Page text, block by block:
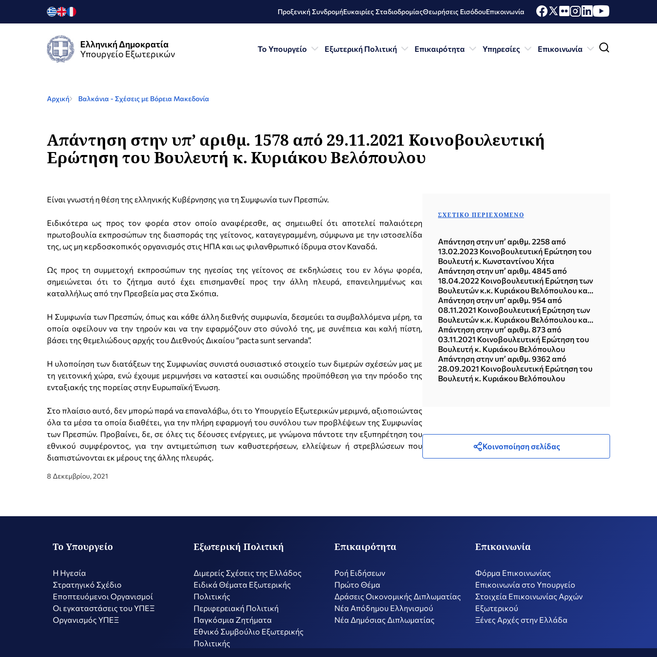
Προξενική ΣυνδρομήΕυκαιρίες ΣταδιοδρομίαςΘεωρήσεις ΕισόδουΕπικοινωνία
Ελληνική Δημοκρατία
Υπουργείο Εξωτερικών
Το Υπουργείο Εξωτερική Πολιτική Επικαιρότητα Υπηρεσίες Επικοινωνία
Αρχική Βαλκάνια - Σχέσεις με Βόρεια Μακεδονία
Απάντηση στην υπ’ αριθμ. 1578 από 29.11.2021 Κοινοβουλευτική
Ερώτηση του Βουλευτή κ. Κυριάκου Βελόπουλου
Είναι γνωστή η θέση της ελληνικής Κυβέρνησης για τη Συμφωνία των Πρεσπών.
Ειδικότερα ως προς τον φορέα στον οποίο αναφέρεσθε, ας σημειωθεί ότι αποτελεί παλαιότερη
πρωτοβουλία εκπροσώπων της διασποράς της γείτονος, καταγεγραμμένη, σύμφωνα με την ιστοσελίδα
της, ως μη κερδοσκοπικός οργανισμός στις ΗΠΑ και ως φιλανθρωπικό ίδρυμα στον Καναδά.
Ως προς τη συμμετοχή εκπροσώπων της ηγεσίας της γείτονος σε εκδηλώσεις του εν λόγω φορέα,
σημειώνεται ότι το ζήτημα αυτό έχει επισημανθεί προς την άλλη πλευρά, επανειλημμένως και
καταλλήλως από την Πρεσβεία μας στα Σκόπια.
Η Συμφωνία των Πρεσπών, όπως και κάθε άλλη διεθνής συμφωνία, δεσμεύει τα συμβαλλόμενα μέρη, τα
οποία οφείλουν να την τηρούν και να την εφαρμόζουν στο σύνολό της, με συνέπεια και καλή πίστη,
βάσει της θεμελιώδους αρχής του Διεθνούς Δικαίου “pacta sunt servanda”.
Η υλοποίηση των διατάξεων της Συμφωνίας συνιστά ουσιαστικό στοιχείο των διμερών σχέσεών μας με
τη γειτονική χώρα, ενώ έχουμε μεριμνήσει να καταστεί και ουσιώδης προϋπόθεση για την πρόοδο της
ενταξιακής της πορείας στην Ευρωπαϊκή Ένωση.
Στο πλαίσιο αυτό, δεν μπορώ παρά να επαναλάβω, ότι το Υπουργείο Εξωτερικών μεριμνά, αξιοποιώντας
όλα τα μέσα τα οποία διαθέτει, για την πλήρη εφαρμογή του συνόλου των προβλέψεων της Συμφωνίας
των Πρεσπών. Προβαίνει, δε, σε όλες τις δέουσες ενέργειες, με γνώμονα πάντοτε την εξυπηρέτηση του
εθνικού συμφέροντος, για την αντιμετώπιση των καθυστερήσεων, ελλείψεων ή στρεβλώσεων που
διαπιστώνονται εκ μέρους της άλλης πλευράς.
8 Δεκεμβρίου, 2021
ΣΧΕΤΙΚΌ ΠΕΡΙΕΧΌΜΕΝΟ
Απάντηση στην υπ’ αριθμ. 2258 από
13.02.2023 Κοινοβουλευτική Ερώτηση του
Βουλευτή κ. Κωνσταντίνου Χήτα
Απάντηση στην υπ’ αριθμ. 4845 από
18.04.2022 Κοινοβουλευτική Ερώτηση των
Βουλευτών κ.κ. Κυριάκου Βελόπουλου και
Κωνσταντίνου Χήτα
Απάντηση στην υπ’ αριθμ. 954 από
08.11.2021 Κοινοβουλευτική Ερώτηση των
Βουλευτών κ.κ. Κυριάκου Βελόπουλου και
Κωνσταντίνου Χήτα
Απάντηση στην υπ’ αριθμ. 873 από
03.11.2021 Κοινοβουλευτική Ερώτηση του
Βουλευτή κ. Κυριάκου Βελόπουλου
Απάντηση στην υπ’ αριθμ. 9362 από
28.09.2021 Κοινοβουλευτική Ερώτηση του
Βουλευτή κ. Κυριάκου Βελόπουλου
Κοινοποίηση σελίδας
Το Υπουργείο
Η Ηγεσία
Στρατηγικό Σχέδιο
Εποπτευόμενοι Οργανισμοί
Οι εγκαταστάσεις του ΥΠΕΞ
Οργανισμός ΥΠΕΞ
Εξωτερική Πολιτική
Διμερείς Σχέσεις της Ελλάδος
Ειδικά Θέματα Εξωτερικής
Πολιτικής
Περιφερειακή Πολιτική
Παγκόσμια Ζητήματα
Εθνικό Συμβούλιο Εξωτερικής
Πολιτικής
Επικαιρότητα
Ροή Ειδήσεων
Πρώτο Θέμα
Δράσεις Οικονομικής Διπλωματίας
Nέα Απόδημου Ελληνισμού
Νέα Δημόσιας Διπλωματίας
Επικοινωνία
Φόρμα Επικοινωνίας
Επικοινωνία στο Υπουργείο
Στοιχεία Επικοινωνίας Αρχών
Εξωτερικού
Ξένες Αρχές στην Ελλάδα